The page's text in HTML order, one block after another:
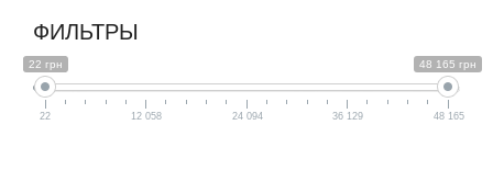
ФИЛЬТРЫ
22 грн 48 165 грн
22 12 058 24 094 36 129 48 165